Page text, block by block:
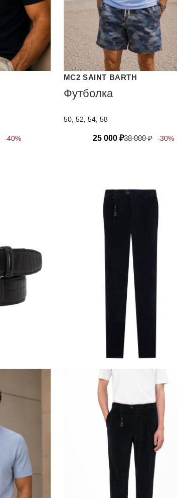
-40%
MC2 SAINT BARTH
Футболка
50, 52, 54, 58
25 000 ₽38 000₽ -30%